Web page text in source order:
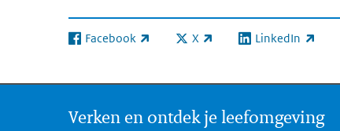
Facebook
(externe link) X
(externe link) LinkedIn
(externe link)
Verken en ontdek je leefomgeving